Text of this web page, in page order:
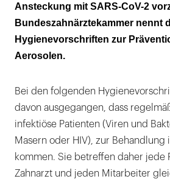
Ansteckung mit SARS-CoV-2
Bundeszahnärztekammer nennt
Hygienevorschriften zur
Aerosolen.
Bei den folgenden
davon ausgegangen, dass
infektiöse Patienten (Viren und
Masern oder HIV), zur Behandlung
kommen. Sie betreffen daher jede
Zahnarzt und jeden Mitarbeiter